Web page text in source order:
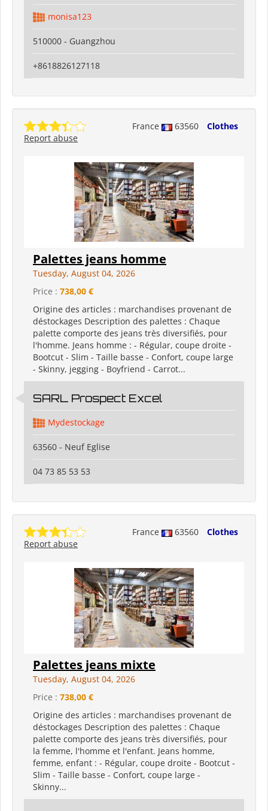
monisa123
510000 - Guangzhou
+8618826127118
France 63560
Clothes
Report abuse
Palettes jeans homme
Tuesday, August 04, 2026
Price : 738,00 €
Origine des articles : marchandises provenant de
déstockages Description des palettes : Chaque
palette comporte des jeans très diversifiés, pour
l'homme. Jeans homme : - Régular, coupe droite -
Bootcut - Slim - Taille basse - Confort, coupe large
- Skinny, jegging - Boyfriend - Carrot...
SARL Prospect Excel
Mydestockage
63560 - Neuf Eglise
04 73 85 53 53
France 63560
Clothes
Report abuse
Palettes jeans mixte
Tuesday, August 04, 2026
Price : 738,00 €
Origine des articles : marchandises provenant de
déstockages Description des palettes : Chaque
palette comporte des jeans très diversifiés, pour
la femme, l'homme et l'enfant. Jeans homme,
femme, enfant : - Régular, coupe droite - Bootcut -
Slim - Taille basse - Confort, coupe large -
Skinny...